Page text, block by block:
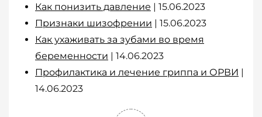
Как понизить давление | 15.06.2023
Признаки шизофрении | 15.06.2023
Как ухаживать за зубами во время
беременности | 14.06.2023
Профилактика и лечение гриппа и ОРВИ |
14.06.2023